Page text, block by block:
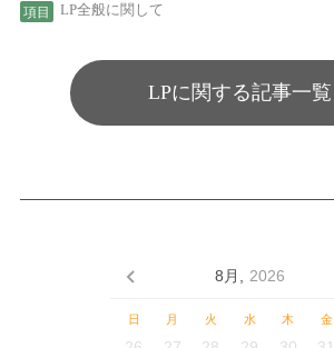
LP全般に関して
LPに関する記事一覧
8月, 2026
日 月 火 水 木 金